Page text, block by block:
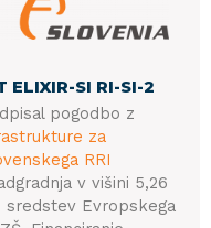
ELIXIR-SI RI-SI-2
pogodbo z
za
RRI
v višini 5,26
sredstev Evropskega